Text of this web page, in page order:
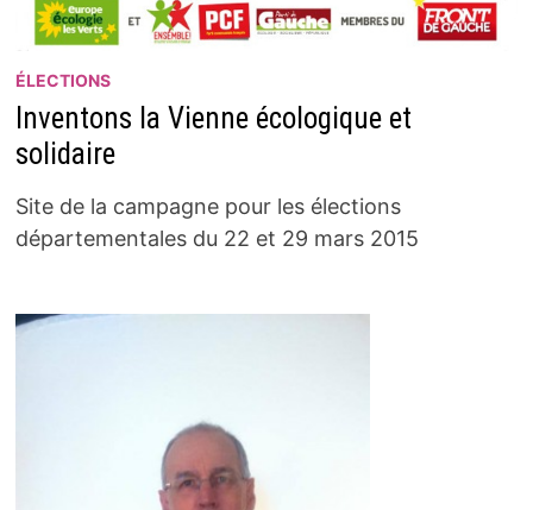
ÉLECTIONS
Inventons la Vienne écologique et
solidaire
Site de la campagne pour les élections
départementales du 22 et 29 mars 2015